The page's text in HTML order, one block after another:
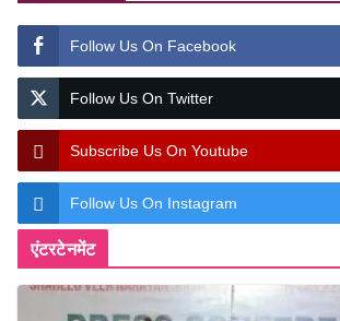
Follow Us On Facebook
Follow Us On Twitter
Subscribe Us On Youtube
Follow Us On Instagram
एंटरटेनमेंट